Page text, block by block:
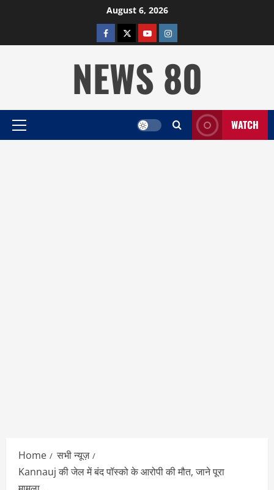
August 6, 2026
facebooktwitterYOUTUBE
instagram
NEWS 80
Primary
WATCH
Home
सभी न्यूज़
Kannauj की जेल में बंद पॉस्को के आरोपी की मौत, जाने पूरा